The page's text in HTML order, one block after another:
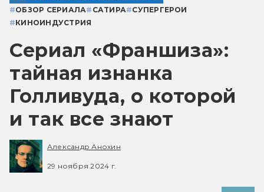
#ОБЗОР СЕРИАЛА# САТИРА#СУПЕРГЕРОИ
#КИНОИНДУСТРИЯ
Сериал «Франшиза»:
тайная изнанка
Голливуда, о которой
и так все знают
Александр Анохин
29 ноября 2024 г.